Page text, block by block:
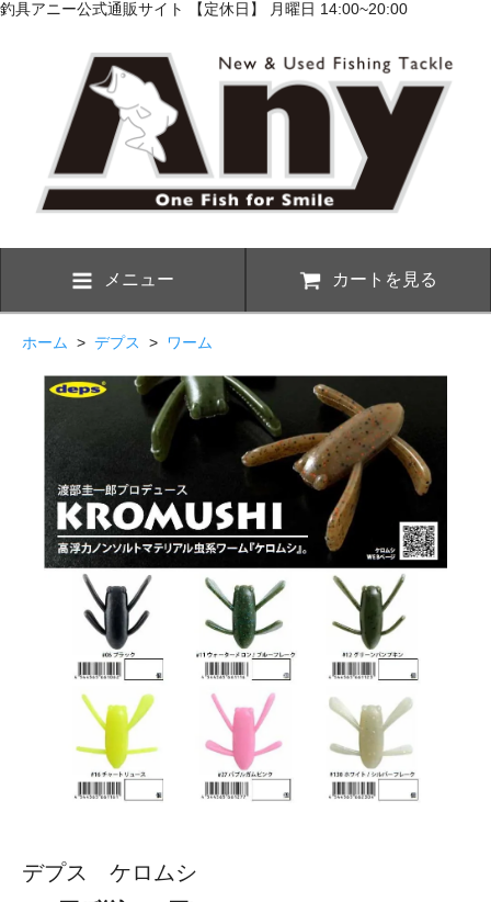
釣具アニー公式通販サイト 【定休日】 月曜日 14:00~20:00
メニュー カートを見る
ホーム > デプス > ワーム
デプス ケロムシ